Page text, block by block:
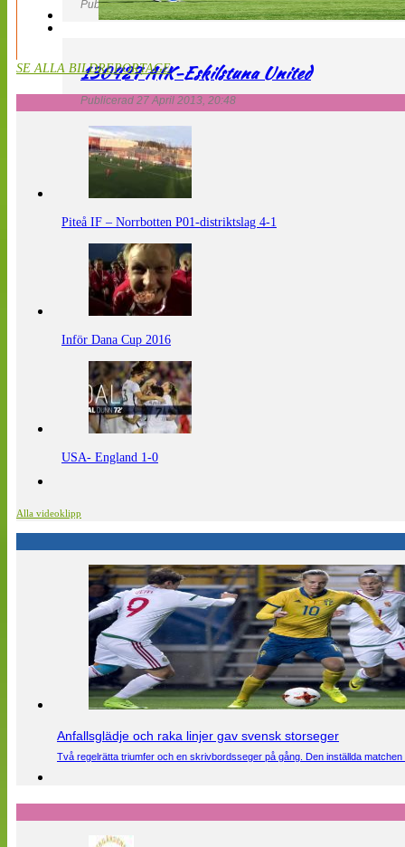
Publicerad 27 April 2013, 20:54
130427 AIK-Eskilstuna United
Publicerad 27 April 2013, 20:48
SE ALLA BILDREPORTAGE
Piteå IF – Norrbotten P01-distriktslag 4-1
Inför Dana Cup 2016
USA- England 1-0
Alla videoklipp
Anfallsglädje och raka linjer gav svensk storseger
Två regelrätta triumfer och en skrivbordsseger på gång. Den inställda